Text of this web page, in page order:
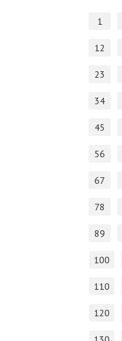
1
12
23
34
45
56
67
78
89
100
110
120